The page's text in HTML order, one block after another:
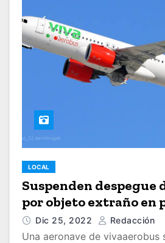
LOCAL
Suspenden despegue
por objeto extraño en
Dic 25, 2022 Redacción
Una aeronave de vivaaerobus